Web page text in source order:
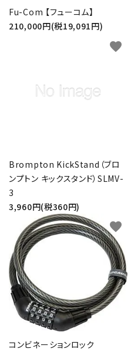
Fu-Com 【フューコム】
210,000円(税19,091円)
Brompton KickStand（ブロ
ンプトン キックスタンド）SLMV-
3
3,960円(税360円)
favorite
コンビネーションロック
favorite